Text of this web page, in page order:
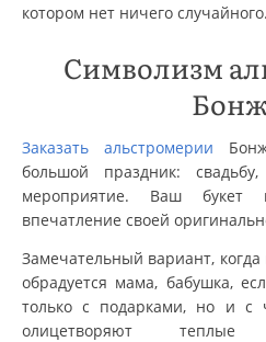
котором нет ничего случайного.
Символизм
Заказать альстромерии
большой праздник:
мероприятие. Ваш букет
впечатление своей
Замечательный вариант,
обрадуется мама, бабушка,
только с подарками, но и с
олицетворяют теплые